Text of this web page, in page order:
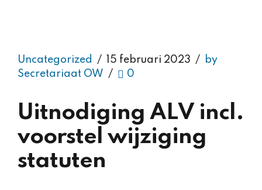
Uncategorized 15 februari 2023
by
Secretariaat OW
0
Uitnodiging ALV incl.
voorstel wijziging
statuten